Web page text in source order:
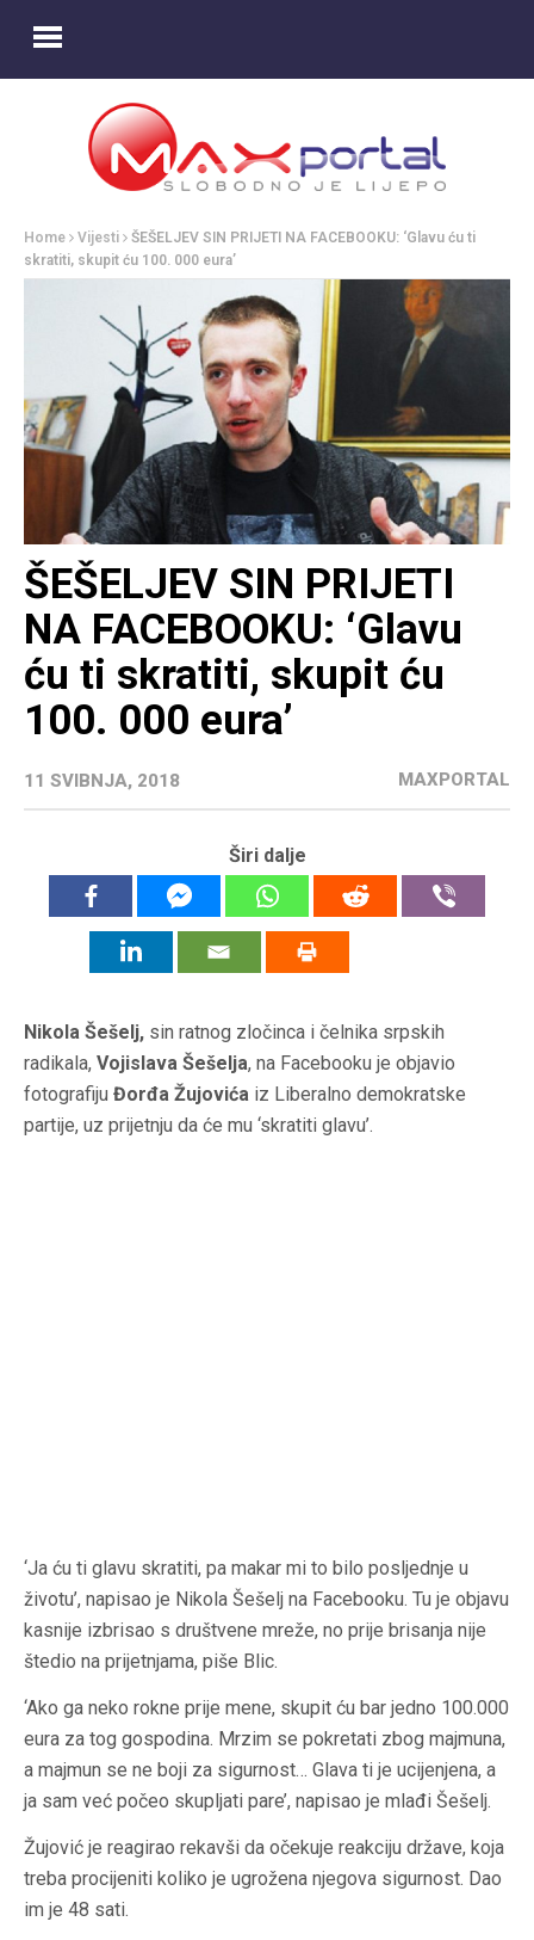
Home Vijesti
ŠEŠELJEV SIN PRIJETI NA FACEBOOKU: ‘Glavu ću ti
skratiti, skupit ću 100. 000 eura’
ŠEŠELJEV SIN PRIJETI
NA FACEBOOKU: ‘Glavu
ću ti skratiti, skupit ću
100. 000 eura’
11 SVIBNJA, 2018 MAXPORTAL
Širi dalje
Nikola Šešelj, sin ratnog zločinca i čelnika srpskih
radikala, Vojislava Šešelja, na Facebooku je objavio
fotografiju Đorđa Žujovića iz Liberalno demokratske
partije, uz prijetnju da će mu ‘skratiti glavu’.
‘Ja ću ti glavu skratiti, pa makar mi to bilo posljednje u
životu’, napisao je Nikola Šešelj na Facebooku. Tu je objavu
kasnije izbrisao s društvene mreže, no prije brisanja nije
štedio na prijetnjama, piše Blic.
‘Ako ga neko rokne prije mene, skupit ću bar jedno 100.000
eura za tog gospodina. Mrzim se pokretati zbog majmuna,
a majmun se ne boji za sigurnost… Glava ti je ucijenjena, a
ja sam već počeo skupljati pare’, napisao je mlađi Šešelj.
Žujović je reagirao rekavši da očekuje reakciju države, koja
treba procijeniti koliko je ugrožena njegova sigurnost. Dao
im je 48 sati.